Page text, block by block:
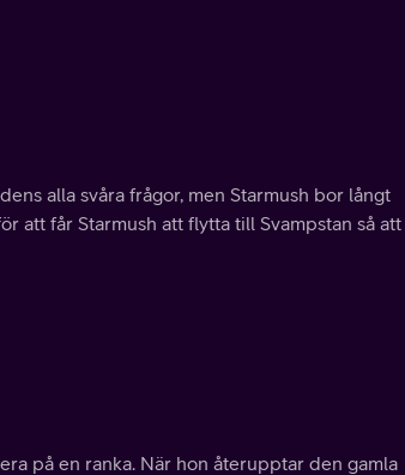
alla svåra frågor, men Starmush bor långt
att får Starmush att flytta till Svampstan så att
på en ranka. När hon återupptar den gamla